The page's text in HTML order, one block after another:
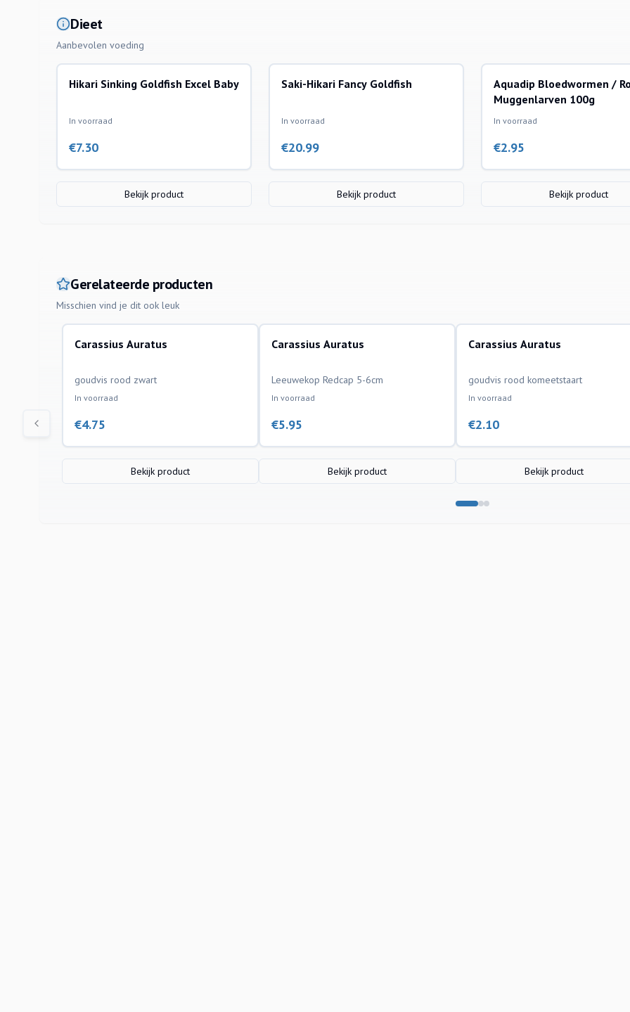
Dieet
Aanbevolen voeding
Hikari Sinking Goldfish Excel Baby
In voorraad
€7.30
Bekijk product
Saki-Hikari Fancy Goldfish
In voorraad
€20.99
Bekijk product
Aquadip Bloedwormen /
Muggenlarven 100g
In voorraad
€2.95
Bekijk product
Gerelateerde producten
Misschien vind je dit ook leuk
aquariumvissen
Carassius Auratus
goudvis rood zwart
In voorraad
€4.75
Bekijk product
aquariumvissen
Carassius Auratus
Leeuwekop Redcap 5-6cm
In voorraad
€5.95
Bekijk product
aquariumvissen
Carassius Auratus
goudvis rood komeetstaart
In voorraad
€2.10
Bekijk product